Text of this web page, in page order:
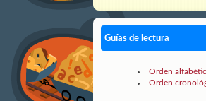
Guías de lectura
Orden
Orden